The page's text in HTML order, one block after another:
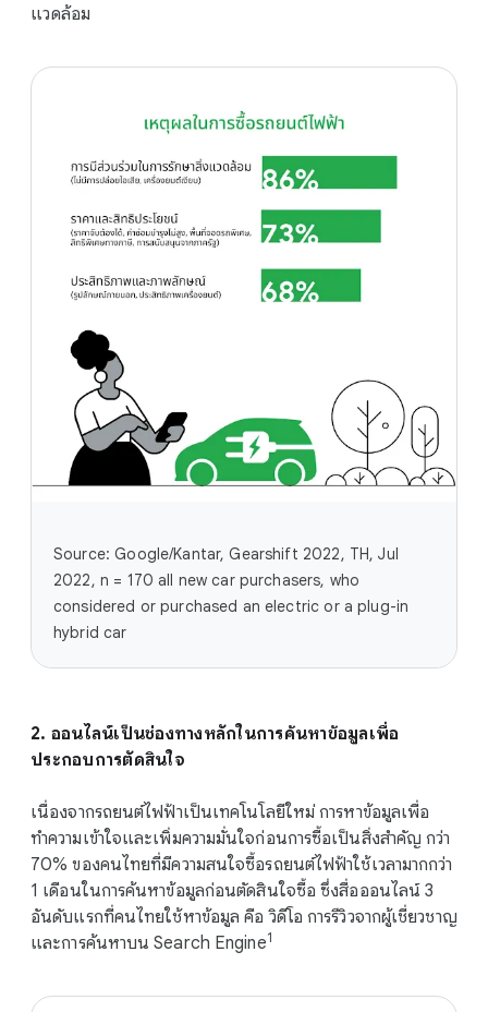
แวดล้อม
Source: Google/Kantar, Gearshift 2022, TH, Jul
2022, n = 170 all new car purchasers, who
considered or purchased an electric or a plug-in
hybrid car
2. ออนไลน์เป็นช่องทางหลักในการค้นหาข้อมูลเพื่อ
ประกอบการตัดสินใจ
เนื่องจากรถยนต์ไฟฟ้าเป็นเทคโนโลยีใหม่ การหาข้อมูลเพื่อ
ทำความเข้าใจและเพิ่มความมั่นใจก่อนการซื้อเป็นสิ่งสำคัญ กว่า
70% ของคนไทยที่มีความสนใจซื้อรถยนต์ไฟฟ้าใช้เวลามากกว่า
1 เดือนในการค้นหาข้อมูลก่อนตัดสินใจซื้อ ซึ่งสื่อออนไลน์ 3
อันดับแรกที่คนไทยใช้หาข้อมูล คือ วิดีโอ การรีวิวจากผู้เชี่ยวชาญ
และการค้นหาบน Search Engine1